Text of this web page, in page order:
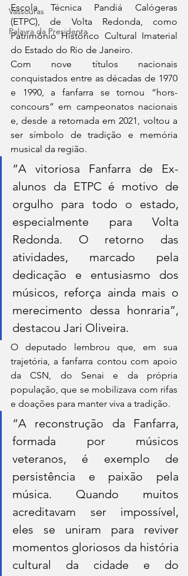
Vassouras
Palavra da Presidenta
Escola Técnica Pandiá Calógeras
(ETPC), de Volta Redonda, como
Patrimônio Histórico Cultural Imaterial
do Estado do Rio de Janeiro.
Com nove títulos nacionais
conquistados entre as décadas de 1970
e 1990, a fanfarra se tornou “hors-
concours” em campeonatos nacionais
e, desde a retomada em 2021, voltou a
ser símbolo de tradição e memória
musical da região.
“A vitoriosa Fanfarra de Ex-
alunos da ETPC é motivo de
orgulho para todo o estado,
especialmente para Volta
Redonda. O retorno das
atividades, marcado pela
dedicação e entusiasmo dos
músicos, reforça ainda mais o
merecimento dessa honraria”,
destacou Jari Oliveira.
O deputado lembrou que, em sua
trajetória, a fanfarra contou com apoio
da CSN, do Senai e da própria
população, que se mobilizava com rifas
e doações para manter viva a tradição.
“A reconstrução da Fanfarra,
formada por músicos
veteranos, é exemplo de
persistência e paixão pela
música. Quando muitos
acreditavam ser impossível,
eles se uniram para reviver
momentos gloriosos da história
cultural da cidade e do